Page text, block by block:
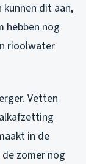
dit aan,
hebben nog
rioolwater
Vetten
in de
zomer nog